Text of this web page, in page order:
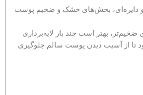
و دایره‌ای، بخش‌های خشک و ضخیم پوست
بهتر است چند بار لایه‌برداری
تا از آسیب دیدن پوست سالم جلوگیری